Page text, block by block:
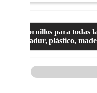
Tornillos para todas
pladur, plástico,